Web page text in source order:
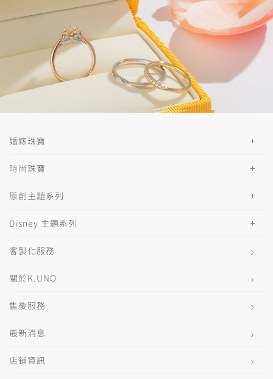
婚嫁珠寶
時尚珠寶
原創主題系列
Disney 主題系列
客製化服務
關於K.UNO
售後服務
最新消息
店鋪資訊